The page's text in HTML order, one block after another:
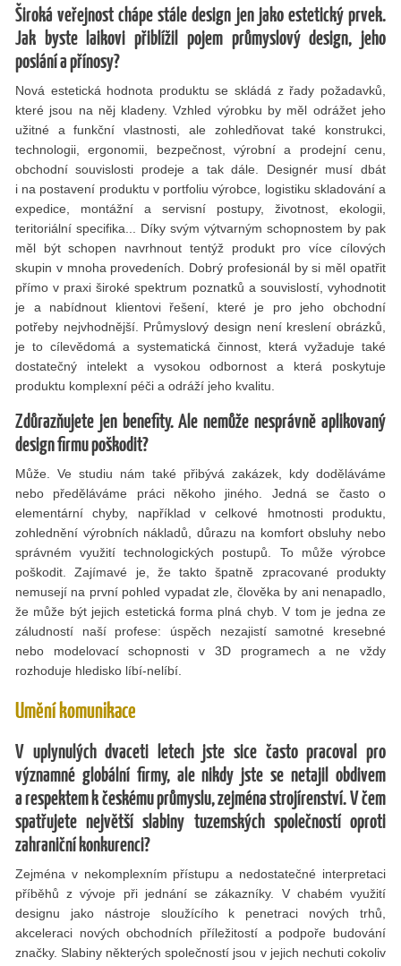
Široká veřejnost chápe stále design jen jako estetický prvek.
Jak byste laikovi přiblížil pojem průmyslový design, jeho
poslání a přínosy?
Nová estetická hodnota produktu se skládá z řady požadavků,
které jsou na něj kladeny. Vzhled výrobku by měl odrážet jeho
užitné a funkční vlastnosti, ale zohledňovat také konstrukci,
technologii, ergonomii, bezpečnost, výrobní a prodejní cenu,
obchodní souvislosti prodeje a tak dále. Designér musí dbát
i na postavení produktu v portfoliu výrobce, logistiku skladování a
expedice, montážní a servisní postupy, životnost, ekologii,
teritoriální specifika... Díky svým výtvarným schopnostem by pak
měl být schopen navrhnout tentýž produkt pro více cílových
skupin v mnoha provedeních. Dobrý profesionál by si měl opatřit
přímo v praxi široké spektrum poznatků a souvislostí, vyhodnotit
je a nabídnout klientovi řešení, které je pro jeho obchodní
potřeby nejvhodnější. Průmyslový design není kreslení obrázků,
je to cílevědomá a systematická činnost, která vyžaduje také
dostatečný intelekt a vysokou odbornost a která poskytuje
produktu komplexní péči a odráží jeho kvalitu.
Zdůrazňujete jen benefity. Ale nemůže nesprávně aplikovaný
design firmu poškodit?
Může. Ve studiu nám také přibývá zakázek, kdy doděláváme
nebo předěláváme práci někoho jiného. Jedná se často o
elementární chyby, například v celkové hmotnosti produktu,
zohlednění výrobních nákladů, důrazu na komfort obsluhy nebo
správném využití technologických postupů. To může výrobce
poškodit. Zajímavé je, že takto špatně zpracované produkty
nemusejí na první pohled vypadat zle, člověka by ani nenapadlo,
že může být jejich estetická forma plná chyb. V tom je jedna ze
záludností naší profese: úspěch nezajistí samotné kresebné
nebo modelovací schopnosti v 3D programech a ne vždy
rozhoduje hledisko líbí-nelíbí.
Umění komunikace
V uplynulých dvaceti letech jste sice často pracoval pro
významné globální firmy, ale nikdy jste se netajil obdivem
a respektem k českému průmyslu, zejména strojírenství. V čem
spatřujete největší slabiny tuzemských společností oproti
zahraniční konkurenci?
Zejména v nekomplexním přístupu a nedostatečné interpretaci
příběhů z vývoje při jednání se zákazníky. V chabém využití
designu jako nástroje sloužícího k penetraci nových trhů,
akceleraci nových obchodních příležitostí a podpoře budování
značky. Slabiny některých společností jsou v jejich nechuti cokoliv